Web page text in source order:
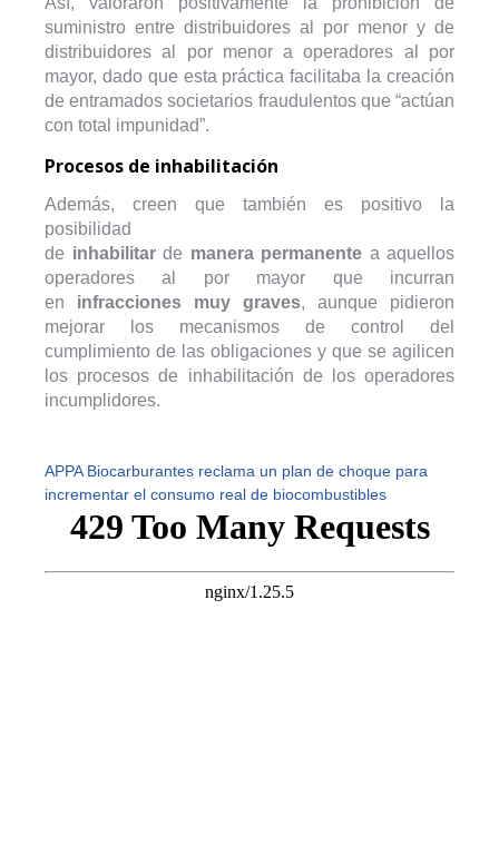
suministro entre distribuidores al por menor y de
distribuidores al por menor a operadores al por
mayor, dado que esta práctica facilitaba la creación
de entramados societarios fraudulentos que “actúan
con total impunidad”.
Procesos de inhabilitación
Además, creen que también es positivo la
posibilidad
de inhabilitarde manera permanente a aquellos
operadores al por mayor que incurran
en infracciones muy graves, aunque pidieron
mejorar los mecanismos de control del
cumplimiento de las obligaciones y que se agilicen
los procesos de inhabilitación de los operadores
incumplidores.
APPA Biocarburantes reclama un plan de choque para
incrementar el consumo real de biocombustibles